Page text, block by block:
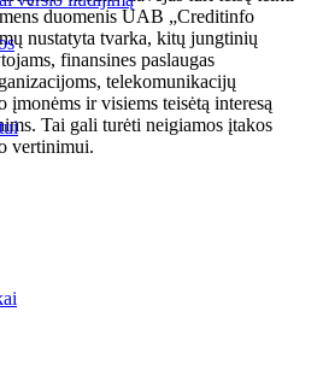
duomenis UAB „Creditinfo
nustatyta tvarka, kitų jungtinių
finansines paslaugas
telekomunikacijų
ir visiems teisėtą interesą
Tai gali turėti neigiamos įtakos
vertinimui.